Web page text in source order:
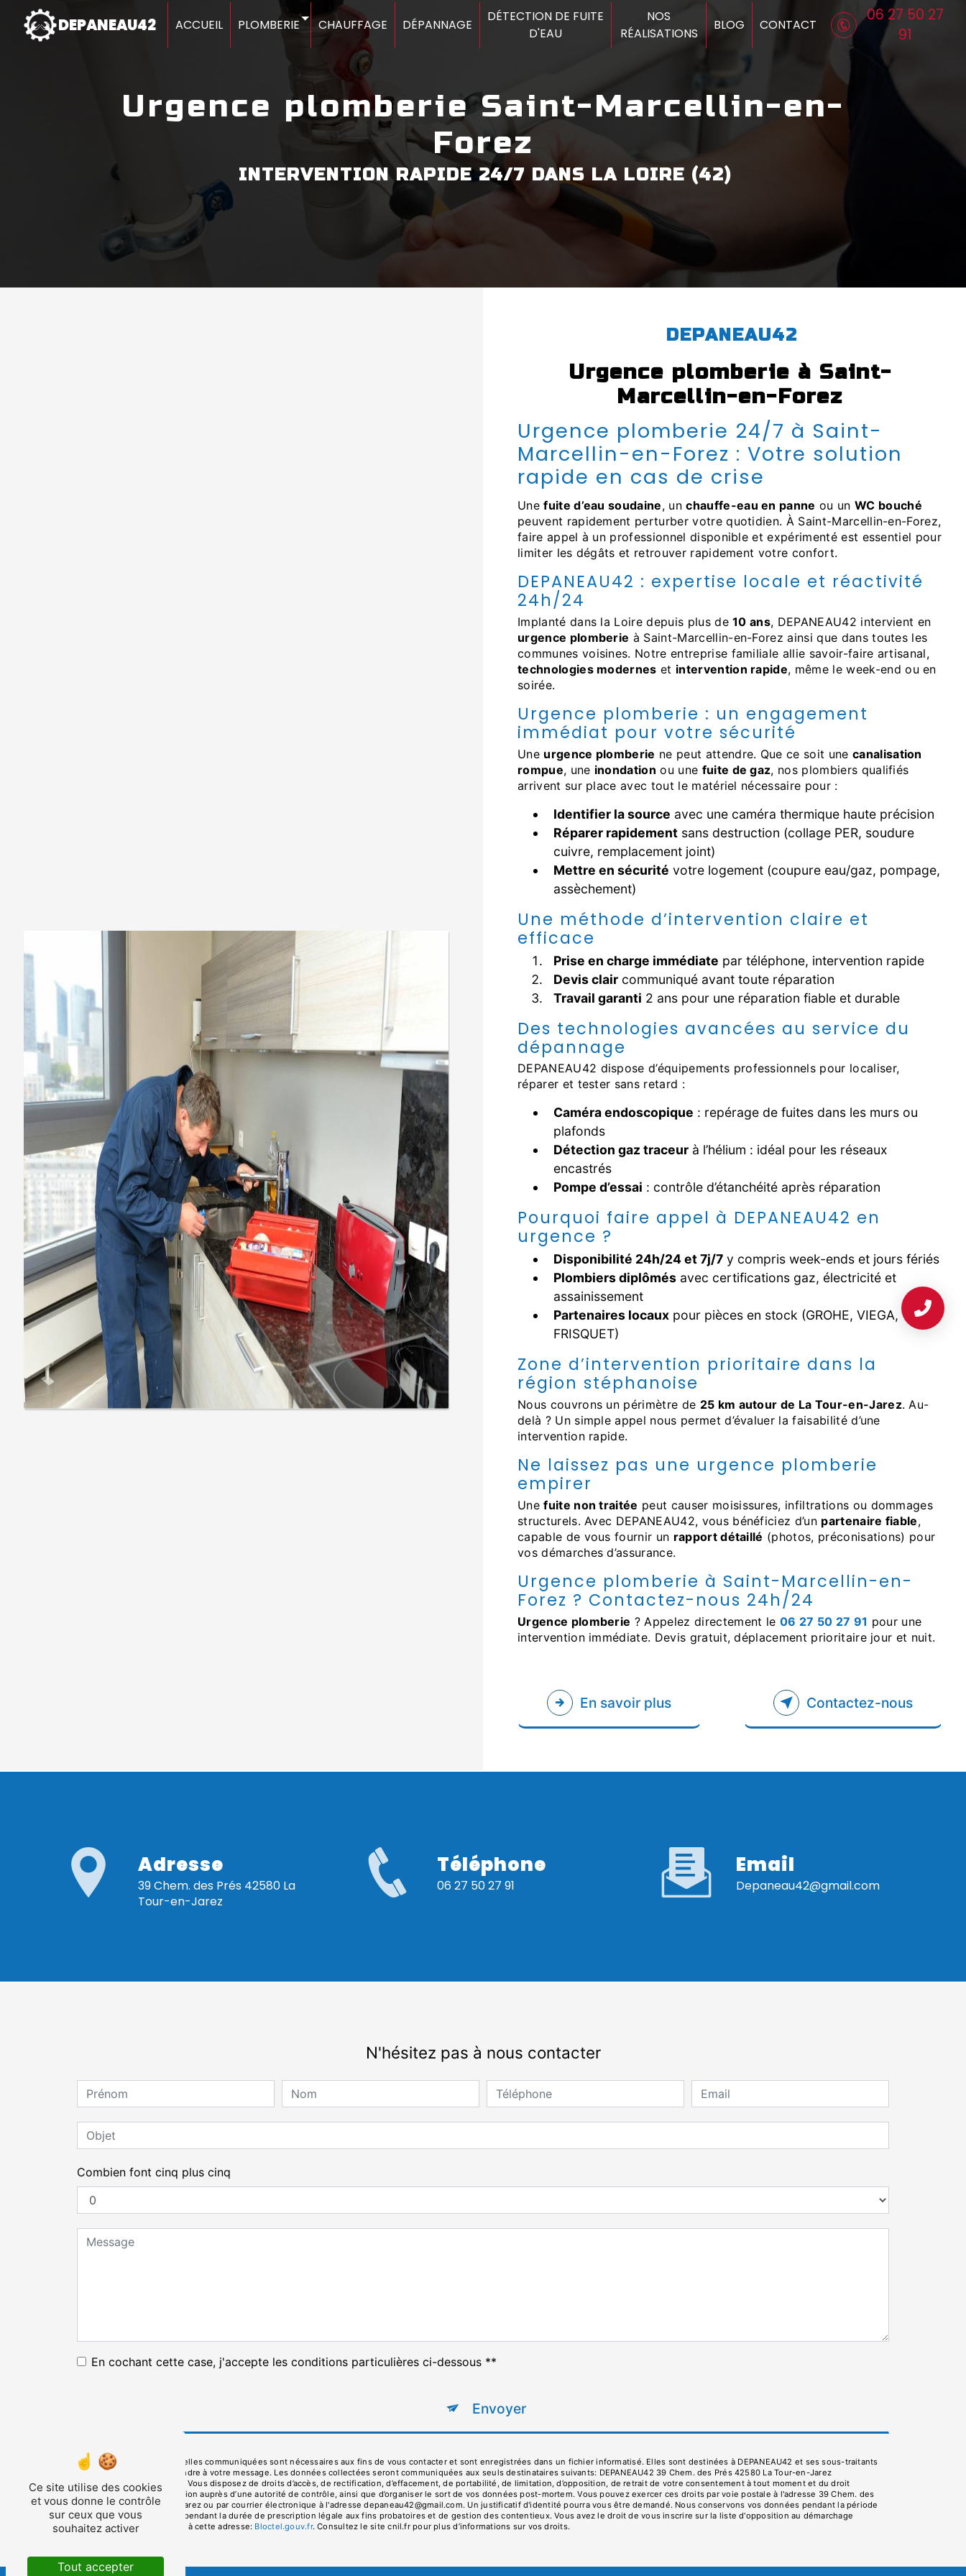
DEPANEAU42 ACCUEIL PLOMBERIE CHAUFFAGE DÉPANNAGE
DÉTECTION DE FUITE
D'EAU
NOS
RÉALISATIONS
BLOG CONTACT
06 27 50 27
91
urgence plomberie Saint-Marcellin-en-
Forez
INTERVENTION RAPIDE 24/7 DANS LA LOIRE (42)
DEPANEAU42
urgence plomberie à Saint-
Marcellin-en-Forez
Urgence plomberie 24/7 à Saint-
Marcellin-en-Forez : Votre solution
rapide en cas de crise
Unefuite d’eau soudaine, unchauffe-eau en panne ou un WC bouché
peuvent rapidement perturber votre quotidien. À Saint-Marcellin-en-Forez,
faire appel à un professionnel disponible et expérimenté est essentiel pour
limiter les dégâts et retrouver rapidement votre confort.
DEPANEAU42 : expertise locale et réactivité
24h/24
Implanté dans la Loire depuis plus de10 ans, DEPANEAU42 intervient en
urgence plomberie à Saint-Marcellin-en-Forez ainsi que dans toutes les
communes voisines. Notre entreprise familiale allie savoir-faire artisanal,
technologies modernes et intervention rapide, même le week-end ou en
soirée.
Urgence plomberie : un engagement
immédiat pour votre sécurité
Une urgence plomberie ne peut attendre. Que ce soit une canalisation
rompue, une inondation ou une fuite de gaz, nos plombiers qualifiés
arrivent sur place avec tout le matériel nécessaire pour :
Identifier la source avec une caméra thermique haute précision
Réparer rapidement sans destruction (collage PER, soudure
cuivre, remplacement joint)
Mettre en sécurité votre logement (coupure eau/gaz, pompage,
assèchement)
Une méthode d’intervention claire et
efficace
Prise en charge immédiate par téléphone, intervention rapide
Devis clair communiqué avant toute réparation
Travail garanti 2 ans pour une réparation fiable et durable
Des technologies avancées au service du
dépannage
DEPANEAU42 dispose d’équipements professionnels pour localiser,
réparer et tester sans retard :
Caméra endoscopique : repérage de fuites dans les murs ou
plafonds
Détection gaz traceur à l’hélium : idéal pour les réseaux
encastrés
Pompe d’essai : contrôle d’étanchéité après réparation
Pourquoi faire appel à DEPANEAU42 en
urgence ?
Disponibilité 24h/24 et 7j/7 y compris week-ends et jours fériés
Plombiers diplômés avec certifications gaz, électricité et
assainissement
Partenaires locaux pour pièces en stock (GROHE, VIEGA,
FRISQUET)
Zone d’intervention prioritaire dans la
région stéphanoise
Nous couvrons un périmètre de 25 km autour de La Tour-en-Jarez. Au-
delà ? Un simple appel nous permet d’évaluer la faisabilité d’une
intervention rapide.
Ne laissez pas une urgence plomberie
empirer
Unefuite non traitée peut causer moisissures, infiltrations ou dommages
structurels. Avec DEPANEAU42, vous bénéficiez d’un partenaire fiable,
capable de vous fournir un rapport détaillé (photos, préconisations) pour
vos démarches d’assurance.
Urgence plomberie à Saint-Marcellin-en-
Forez ? Contactez-nous 24h/24
urgence plomberie ? Appelez directement le 06 27 50 27 91 pour une
intervention immédiate. Devis gratuit, déplacement prioritaire jour et nuit.
En savoir plus Contactez-nous
Adresse
39 Chem. des Prés 42580 La
Tour-en-Jarez
Téléphone
06 27 50 27 91
Email
depaneau42@gmail.com
N'hésitez pas à nous contacter
Combien font cinq plus cinq
En cochant cette case, j'accepte les conditions particulières ci-dessous **
Envoyer
** Les données personnelles communiquées sont nécessaires aux fins de vous contacter et sont enregistrées dans un fichier informatisé. Elles sont destinées à DEPANEAU42 et ses sous-traitants
dans le seul but de répondre à votre message. Les données collectées seront communiquées aux seuls destinataires suivants: DEPANEAU42 39 Chem. des Prés 42580 La Tour-en-Jarez
depaneau42@gmail.com. Vous disposez de droits d’accès, de rectification, d’effacement, de portabilité, de limitation, d’opposition, de retrait de votre consentement à tout moment et du droit
d’introduire une réclamation auprès d’une autorité de contrôle, ainsi que d’organiser le sort de vos données post-mortem. Vous pouvez exercer ces droits par voie postale à l'adresse 39 Chem. des
Prés 42580 La Tour-en-Jarez ou par courrier électronique à l'adresse depaneau42@gmail.com. Un justificatif d'identité pourra vous être demandé. Nous conservons vos données pendant la période
de prise de contact puis pendant la durée de prescription légale aux fins probatoires et de gestion des contentieux. Vous avez le droit de vous inscrire sur la liste d'opposition au démarchage
téléphonique, disponible à cette adresse:
Bloctel.gouv.fr. Consultez le site cnil.fr pour plus d’informations sur vos droits.
Panneau de gestion des cookies
Ce site utilise des cookies
et vous donne le contrôle
sur ceux que vous
souhaitez activer
Tout accepter